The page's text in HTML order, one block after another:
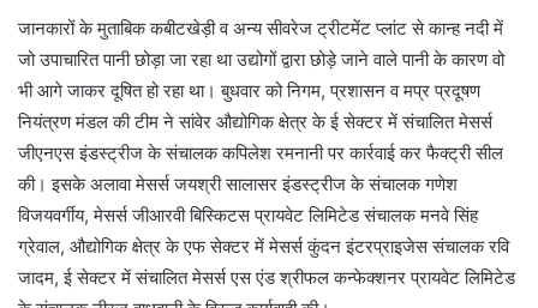
जानकारों के मुताबिक कबीटखेड़ी व अन्य सीवरेज ट्रीटमेंट प्लांट से कान्ह नदी में
जो उपाचारित पानी छोड़ा जा रहा था उद्योगों द्वारा छोड़े जाने वाले पानी के कारण वो
भी आगे जाकर दूषित हो रहा था। बुधवार को निगम, प्रशासन व मप्र प्रदूषण
नियंत्रण मंडल की टीम ने सांवेर औद्योगिक क्षेत्र के ई सेक्टर में संचालित मेसर्स
जीएनएस इंडस्ट्रीज के संचालक कपिलेश रमनानी पर कार्रवाई कर फैक्ट्री सील
की। इसके अलावा मेसर्स जयश्री सालासर इंडस्ट्रीज के संचालक गणेश
विजयवर्गीय, मेसर्स जीआरवी बिस्किटस प्रायवेट लिमिटेड संचालक मनवे सिंह
ग्रेवाल, औद्योगिक क्षेत्र के एफ सेक्टर में मेसर्स कुंदन इंटरप्राइजेस संचालक रवि
जादम, ई सेक्टर में संचालित मेसर्स एस एंड श्रीफल कन्फेक्शनर प्रायवेट लिमिटेड